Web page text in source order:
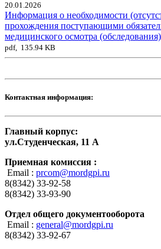
20.01.2026
Информация о необходимости
прохождения поступающими
медицинского осмотра (обследования)
pdf, 135.94 KB
Контактная информация:
Главный корпус:
ул.Студенческая, 11 А
Приемная комиссия :
Email : prcom@mordgpi.ru
8(8342) 33-92-58
8(8342) 33-93-90
Отдел общего документооборота
Email : general@mordgpi.ru
8(8342) 33-92-67